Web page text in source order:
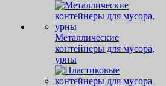
Металлические
контейнеры для мусора,
урны